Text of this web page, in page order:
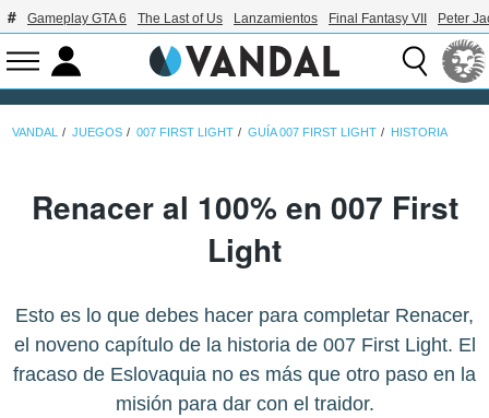
Gameplay GTA 6 The Last of Us Lanzamientos Final Fantasy VII Peter
VANDAL JUEGOS 007 FIRST LIGHT GUÍA 007 FIRST LIGHT HISTORIA
Renacer al 100% en 007 First
Light
Esto es lo que debes hacer para completar Renacer,
el noveno capítulo de la historia de 007 First Light. El
fracaso de Eslovaquia no es más que otro paso en la
misión para dar con el traidor.